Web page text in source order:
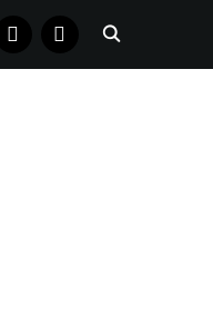
PINTERESTTUMBLR